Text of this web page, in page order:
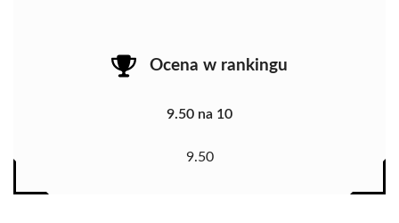
Ocena w rankingu
9.50 na 10
9.50